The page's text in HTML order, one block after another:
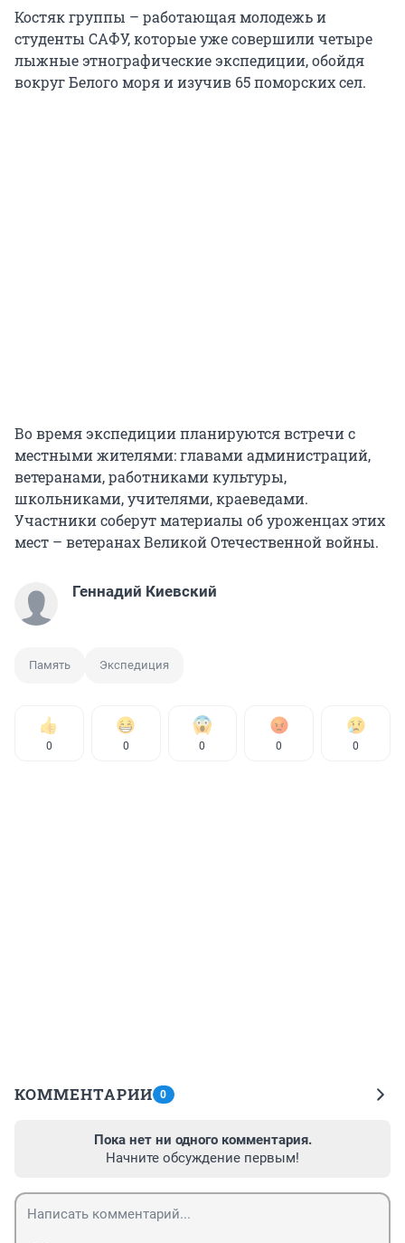
Костяк группы – работающая молодежь и
студенты САФУ, которые уже совершили четыре
лыжные этнографические экспедиции, обойдя
вокруг Белого моря и изучив 65 поморских сел.
Во время экспедиции планируются встречи с
местными жителями: главами администраций,
ветеранами, работниками культуры,
школьниками, учителями, краеведами.
Участники соберут материалы об уроженцах этих
мест – ветеранах Великой Отечественной войны.
Геннадий Киевский
Память Экспедиция
0 0 0 0 0
КОММЕНТАРИИ 0
Пока нет ни одного комментария.
Начните обсуждение первым!